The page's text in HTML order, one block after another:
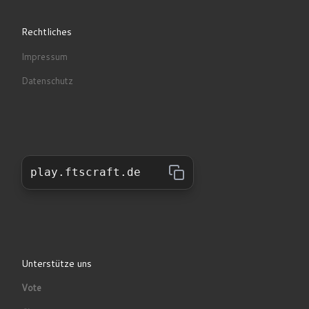
Rechtliches
Impressum
Datenschutz
play.ftscraft.de
Unterstütze uns
Vote